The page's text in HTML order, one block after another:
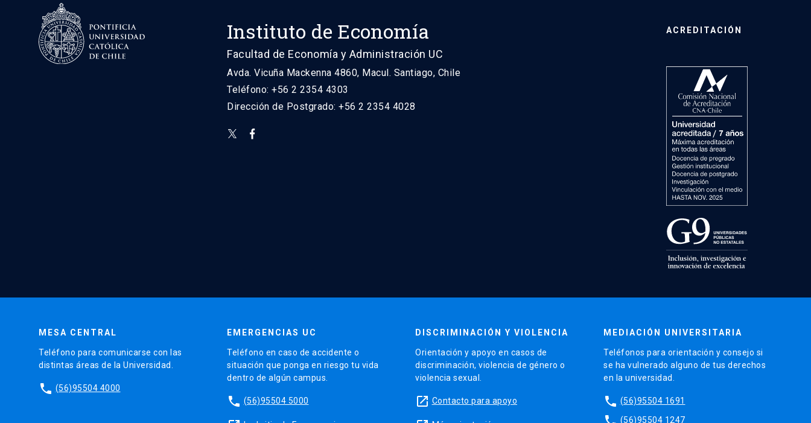
Instituto de Economía
Facultad de Economía y Administración UC
Avda. Vicuña Mackenna 4860, Macul. Santiago, Chile
Teléfono: +56 2 2354 4303
Dirección de Postgrado: +56 2 2354 4028
ACREDITACIÓN
MESA CENTRAL
Teléfono para comunicarse con las
distintas áreas de la Universidad.
phone (56)95504 4000
EMERGENCIAS UC
Teléfono en caso de accidente o
situación que ponga en riesgo tu vida
dentro de algún campus.
phone (56)95504 5000
DISCRIMINACIÓN Y VIOLENCIA
Orientación y apoyo en casos de
discriminación, violencia de género o
violencia sexual.
launch Contacto para apoyo
MEDIACIÓN UNIVERSITARIA
Teléfonos para orientación y consejo si
se ha vulnerado alguno de tus derechos
en la universidad.
phone (56)95504 1691
(56)95504 1247